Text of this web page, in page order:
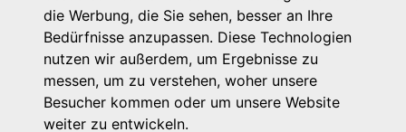
die Werbung, die Sie sehen, besser an Ihre
Bedürfnisse anzupassen. Diese Technologien
nutzen wir außerdem, um Ergebnisse zu
messen, um zu verstehen, woher unsere
Besucher kommen oder um unsere Website
weiter zu entwickeln.
Michaelkirchstr. 17/18
10179 Berlin
Telefon: 030 – 58 58 17 16 01
E-Mail: info@vpk.de
Mehr Informationen: www.vpk.de